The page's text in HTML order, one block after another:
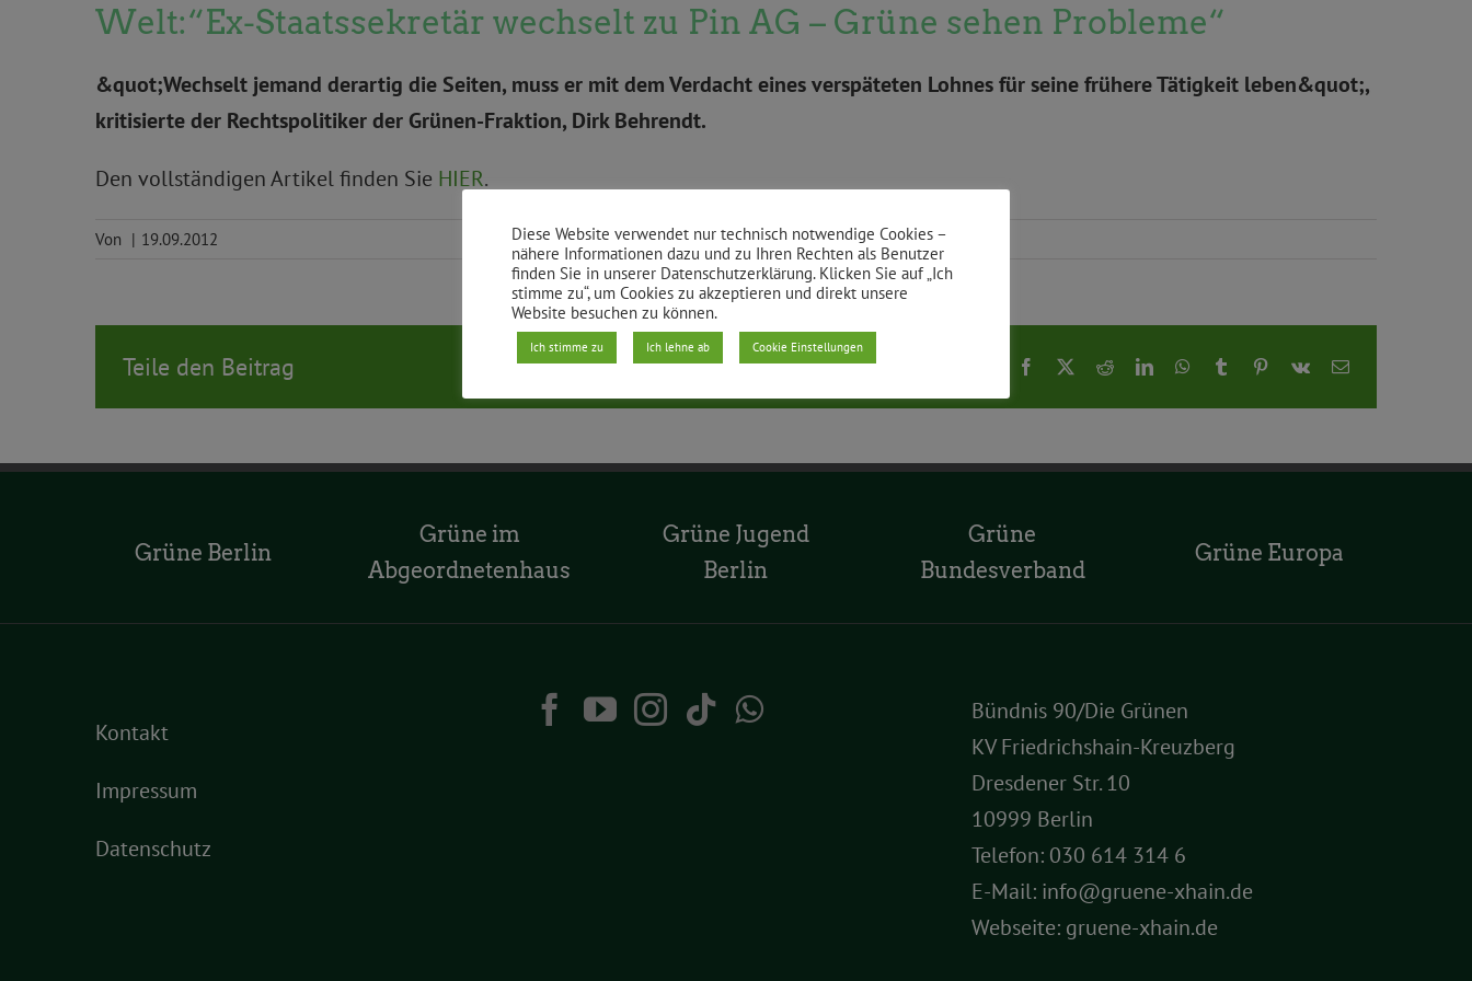
Welt:“Ex-Staatssekretär wechselt zu Pin AG – Grüne sehen Probleme“
&quot;Wechselt jemand derartig die Seiten, muss er mit dem Verdacht eines verspäteten Lohnes für seine frühere Tätigkeit leben&quot;,
kritisierte der Rechtspolitiker der Grünen-Fraktion, Dirk Behrendt.
Den vollständigen Artikel finden Sie HIER.
Von | 19.09.2012
Teile den Beitrag Facebook RedditLinkedInWhatsApp
Tumblr Pinterest
Vk
E-
Grüne Berlin
Grüne im
Abgeordnetenhaus
Grüne Jugend
Berlin
Grüne
Bundesverband
Grüne Europa
Kontakt
Impressum
Datenschutz
Bündnis 90/Die Grünen
KV Friedrichshain-Kreuzberg
Dresdener Str. 10
10999 Berlin
Telefon: 030 614 314 6
E-Mail: info@gruene-xhain.de
Webseite: gruene-xhain.de
Diese Website verwendet nur technisch notwendige Cookies –
nähere Informationen dazu und zu Ihren Rechten als Benutzer
finden Sie in unserer Datenschutzerklärung. Klicken Sie auf „Ich
stimme zu“, um Cookies zu akzeptieren und direkt unsere
Website besuchen zu können.
Ich stimme zu Ich lehne ab Cookie Einstellungen